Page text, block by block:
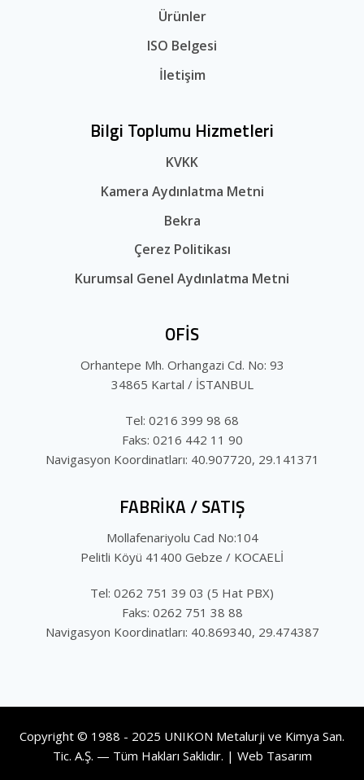
Ürünler
ISO Belgesi
İletişim
Bilgi Toplumu Hizmetleri
KVKK
Kamera Aydınlatma Metni
Bekra
Çerez Politikası
Kurumsal Genel Aydınlatma Metni
OFİS
Orhantepe Mh. Orhangazi Cd. No: 93
34865 Kartal / İSTANBUL
Tel: 0216 399 98 68
Faks: 0216 442 11 90
Navigasyon Koordinatları: 40.907720, 29.141371
FABRİKA / SATIŞ
Mollafenariyolu Cad No:104
Pelitli Köyü 41400 Gebze / KOCAELİ
Tel: 0262 751 39 03 (5 Hat PBX)
Faks: 0262 751 38 88
Navigasyon Koordinatları: 40.869340, 29.474387
Copyright © 1988 - 2025 UNIKON Metalurji ve Kimya San.
Tic. A.Ş. — Tüm Hakları Saklıdır. | Web Tasarım